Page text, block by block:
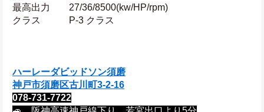
最高出力　　27/36/8500(kw/HP/rpm)
クラス　　　P-3 クラス
ハーレーダビッドソン須磨
神戸市須磨区古川町3‐2‐16
078-731-7722